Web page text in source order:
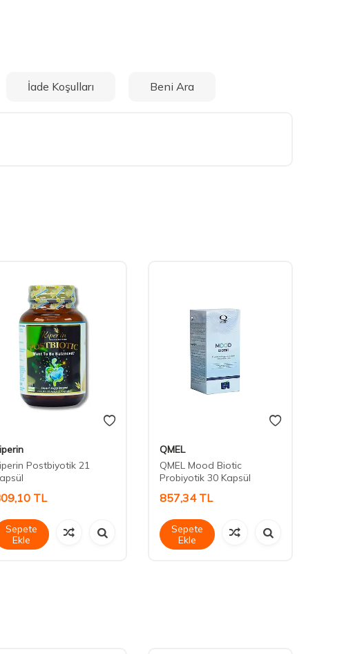
İade Koşulları Beni Ara
Postbiyotik 21
TL
Sepete
Ekle
QMEL
QMEL Mood Biotic
Probiyotik 30 Kapsül
857,34TL
Sepete
Ekle